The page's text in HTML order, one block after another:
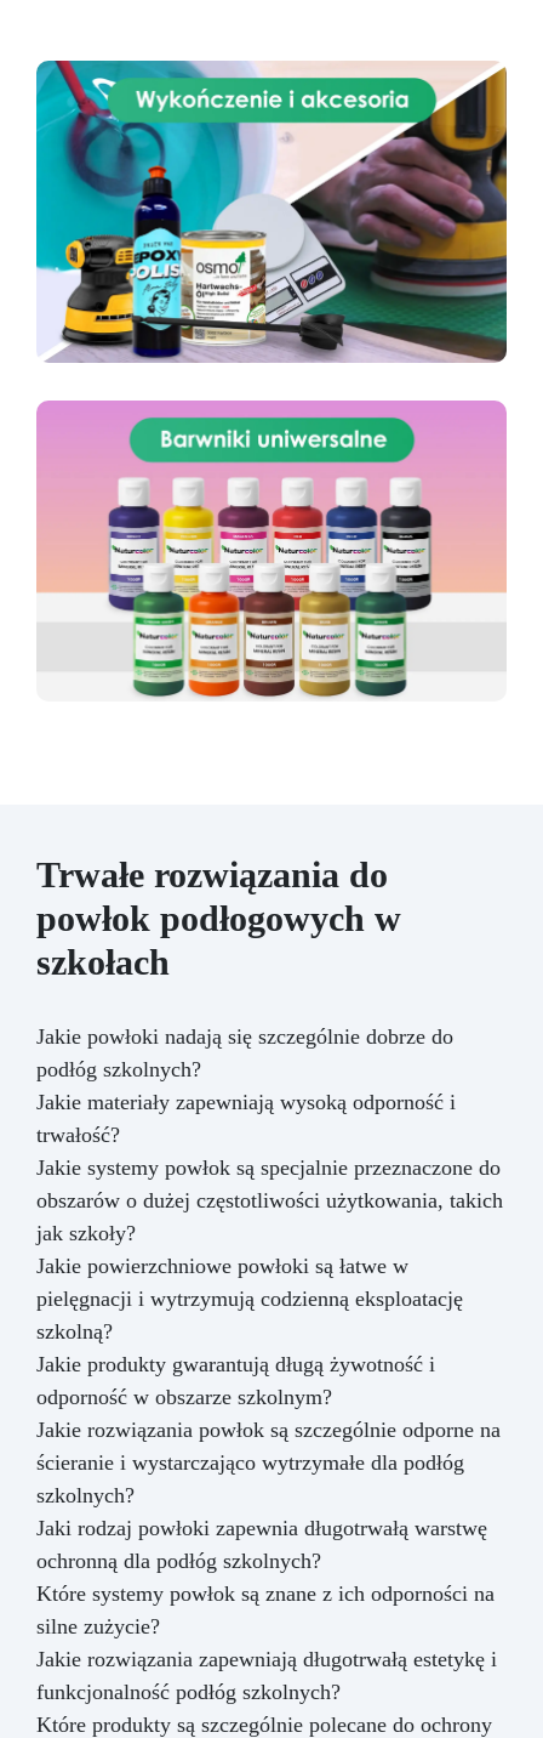
Trwałe rozwiązania do
powłok podłogowych w
szkołach
Jakie powłoki nadają się szczególnie dobrze do
podłóg szkolnych?
Jakie materiały zapewniają wysoką odporność i
trwałość?
Jakie systemy powłok są specjalnie przeznaczone do
obszarów o dużej częstotliwości użytkowania, takich
jak szkoły?
Jakie powierzchniowe powłoki są łatwe w
pielęgnacji i wytrzymują codzienną eksploatację
szkolną?
Jakie produkty gwarantują długą żywotność i
odporność w obszarze szkolnym?
Jakie rozwiązania powłok są szczególnie odporne na
ścieranie i wystarczająco wytrzymałe dla podłóg
szkolnych?
Jaki rodzaj powłoki zapewnia długotrwałą warstwę
ochronną dla podłóg szkolnych?
Które systemy powłok są znane z ich odporności na
silne zużycie?
Jakie rozwiązania zapewniają długotrwałą estetykę i
funkcjonalność podłóg szkolnych?
Które produkty są szczególnie polecane do ochrony